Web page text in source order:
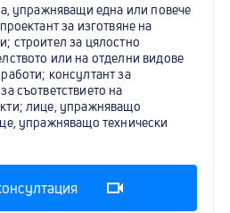
упражняващи една или повече
за изготвяне на
строител за цялостно
или на отделни видове
консултант за
съответствието на
лице, упражняващо
упражняващо технически